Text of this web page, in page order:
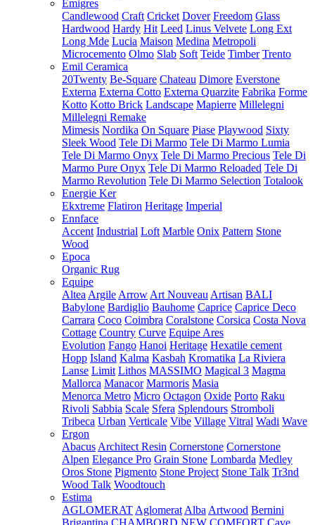
Emigres
Candlewood Craft Cricket Dover Freedom Glass
Hardwood Hardy Hit Leed Linus Velvete Long Ext
Long Mde Lucia Maison Medina Metropoli
Microcemento Olmo Slab Soft Teide Timber Trento
Emil Ceramica
20Twenty Be-Square Chateau Dimore Everstone
Externa Externa Cotto Externa Quarzite Fabrika Forme
Kotto Kotto Brick Landscape Mapierre Millelegni
Millelegni Remake
Mimesis Nordika On Square Piase Playwood Sixty
Sleek Wood Tele Di Marmo Tele Di Marmo Lumia
Tele Di Marmo Onyx Tele Di Marmo Precious Tele Di
Marmo Pure Onyx Tele Di Marmo Reloaded Tele Di
Marmo Revolution Tele Di Marmo Selection Totalook
Energie Ker
Ekxtreme Flatiron Heritage Imperial
Ennface
Accent Industrial Loft Marble Onix Pattern Stone
Wood
Epoca
Organic Rug
Equipe
Altea Argile Arrow Art Nouveau Artisan BALI
Babylone Bardiglio Bauhome Caprice Caprice Deco
Carrara Coco Coimbra Coralstone Corsica Costa Nova
Cottage Country Curve Equipe Ares
Evolution Fango Hanoi Heritage Hexatile cement
Hopp Island Kalma Kasbah Kromatika La Riviera
Lanse Limit Lithos MASSIMO Magical 3 Magma
Mallorca Manacor Marmoris Masia
Menorca Metro Micro Octagon Oxide Porto Raku
Rivoli Sabbia Scale Sfera Splendours Stromboli
Tribeca Urban Verticale Vibe Village Vitral Wadi Wave
Ergon
Abacus Architect Resin Cornerstone Cornerstone
Alpen Elegance Pro Grain Stone Lombarda Medley
Oros Stone Pigmento Stone Project Stone Talk Tr3nd
Wood Talk Woodtouch
Estima
AGLOMERAT Aglomerat Alba Artwood Bernini